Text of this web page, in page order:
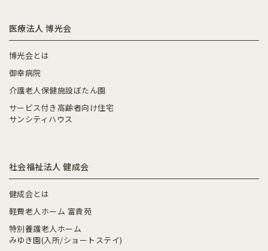
医療法人 博光会
博光会とは
御幸病院
介護老人保健施設ぼたん園
サービス付き高齢者向け住宅
サンシティハウス
社会福祉法人 健成会
健成会とは
軽費老人ホーム 富貴苑
特別養護老人ホーム
みゆき園(入所/ショートステイ)